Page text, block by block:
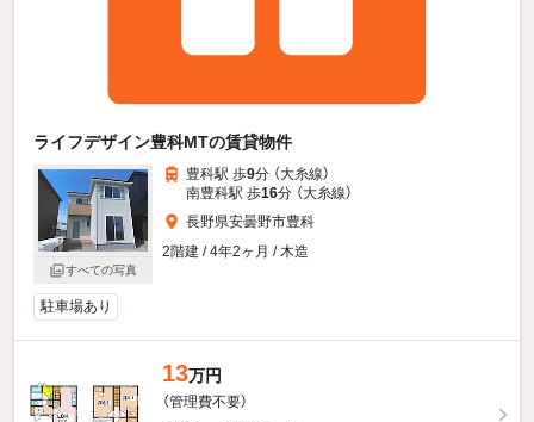
ライフデザイン豊科MTの賃貸物件
すべての写真
豊科駅 歩9分 （大糸線）
南豊科駅 歩16分 （大糸線）
長野県安曇野市豊科
2階建 / 4年2ヶ月 / 木造
駐車場あり
13万円
（管理費不要）